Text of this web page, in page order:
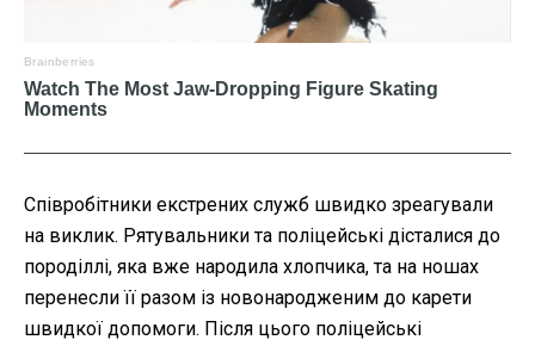
Співробітники екстрених служб швидко зреагували
на виклик. Рятувальники та поліцейські дісталися до
породіллі, яка вже народила хлопчика, та на ношах
перенесли її разом із новонародженим до карети
швидкої допомоги. Після цього поліцейські